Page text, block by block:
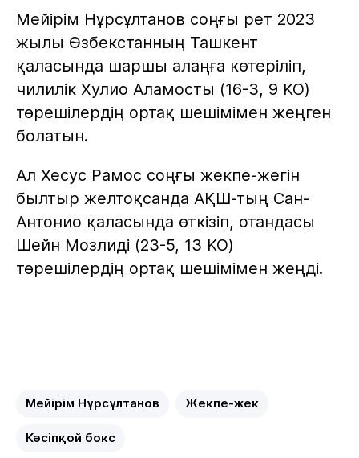
Мейірім Нұрсұлтанов соңғы рет 2023
жылы Өзбекстанның Ташкент
қаласында шаршы алаңға көтеріліп,
чилилік Хулио Аламосты (16-3, 9 KO)
төрешілердің ортақ шешімімен жеңген
болатын.
Ал Хесус Рамос соңғы жекпе-жегін
былтыр желтоқсанда АҚШ-тың Сан-
Антонио қаласында өткізіп, отандасы
Шейн Мозлиді (23-5, 13 KO)
төрешілердің ортақ шешімімен жеңді.
Мейірім Нұрсұлтанов Жекпе-жек
Кәсіпқой бокс